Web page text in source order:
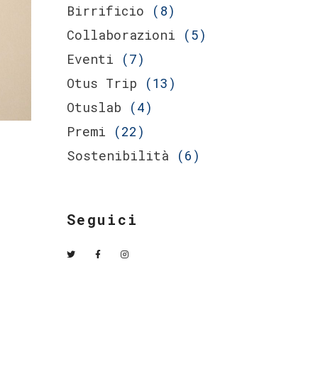
Birrificio (8)
Collaborazioni (5)
Eventi (7)
Otus Trip (13)
Otuslab (4)
Premi (22)
Sostenibilità (6)
Seguici